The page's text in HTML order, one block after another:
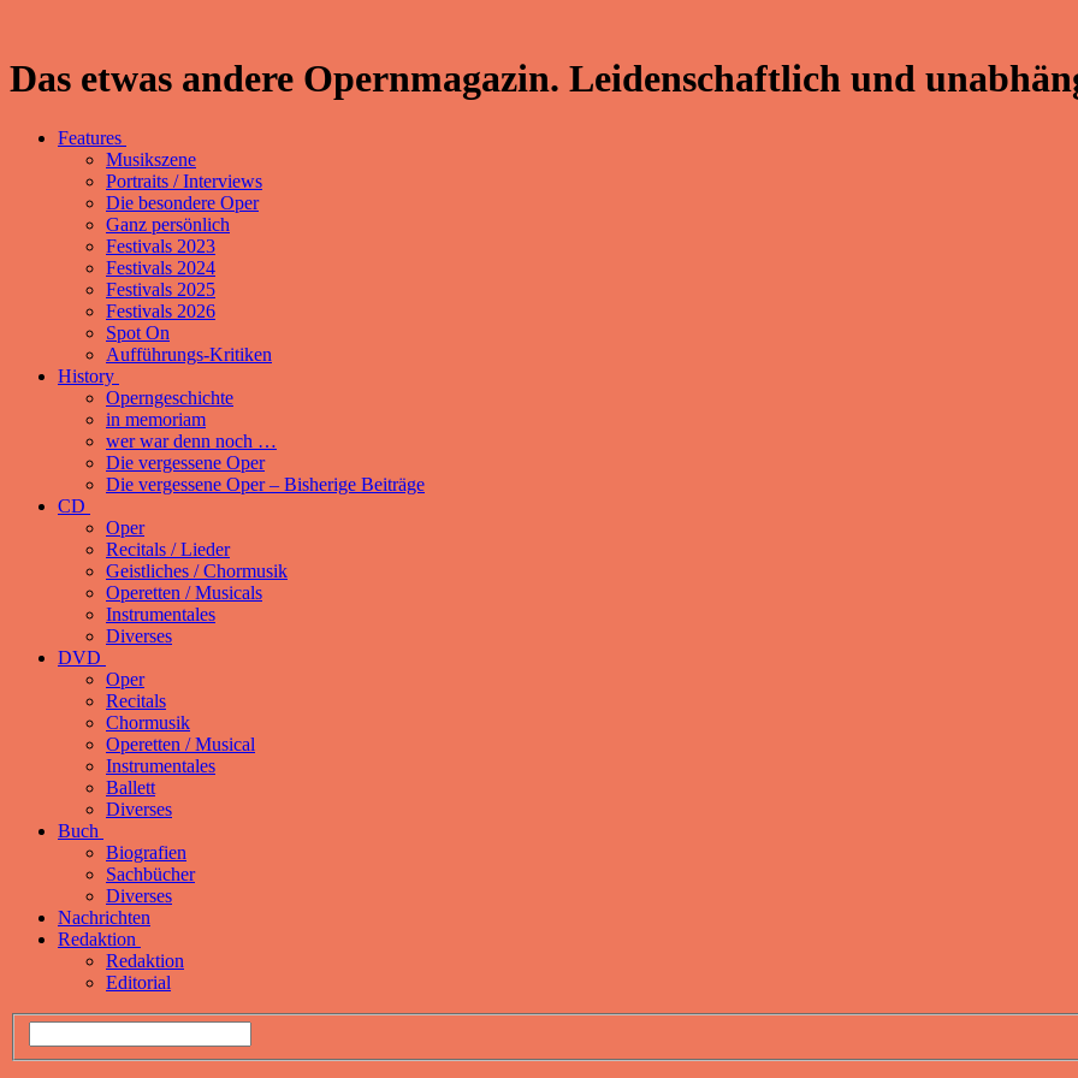
Das etwas andere Opernmagazin. Leidenschaftlich und
Features
Musikszene
Portraits / Interviews
Die besondere Oper
Ganz persönlich
Festivals 2023
Festivals 2024
Festivals 2025
Festivals 2026
Spot On
Aufführungs-Kritiken
History
Operngeschichte
in memoriam
wer war denn noch …
Die vergessene Oper
Die vergessene Oper – Bisherige Beiträge
CD
Oper
Recitals / Lieder
Geistliches / Chormusik
Operetten / Musicals
Instrumentales
Diverses
DVD
Oper
Recitals
Chormusik
Operetten / Musical
Instrumentales
Ballett
Diverses
Buch
Biografien
Sachbücher
Diverses
Nachrichten
Redaktion
Redaktion
Editorial